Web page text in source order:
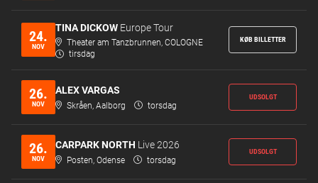
24.
NOV
TINA DICKOW Europe Tour
Theater am Tanzbrunnen, COLOGNE
tirsdag
KØB BILLETTER
26.
NOV
ALEX VARGAS
Skråen, Aalborg torsdag
UDSOLGT
26.
NOV
CARPARK NORTH Live 2026
Posten, Odense torsdag
UDSOLGT